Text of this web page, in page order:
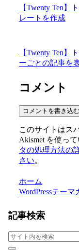
【Twenty Ten】
レートを作成
【Twenty Ten】
ーごとの記事を
コメント
コメントを書き込む
このサイトはス
Akismet を使って
タの処理方法の
さい。
ホーム
WordPressテー
記事検索